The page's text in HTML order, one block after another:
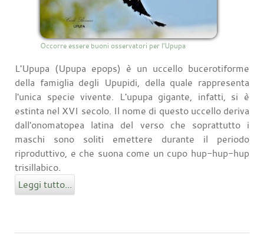
Occorre essere buoni osservatori per l'Upupa
L'Upupa (Upupa epops) è un uccello bucerotiforme
della famiglia degli Upupidi, della quale rappresenta
l'unica specie vivente. L'upupa gigante, infatti, si è
estinta nel XVI secolo. Il nome di questo uccello deriva
dall'onomatopea latina del verso che soprattutto i
maschi sono soliti emettere durante il periodo
riproduttivo, e che suona come un cupo hup-hup-hup
trisillabico.
Leggi tutto...